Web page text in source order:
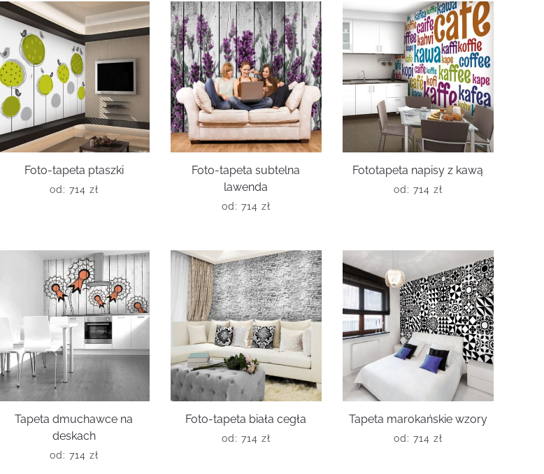
Foto-tapeta ptaszki
od: 714 zł
Foto-tapeta subtelna
lawenda
od: 714 zł
Fototapeta napisy z kawą
od: 714 zł
Tapeta dmuchawce na
deskach
od: 714 zł
Foto-tapeta biała cegła
od: 714 zł
Tapeta marokańskie wzory
od: 714 zł